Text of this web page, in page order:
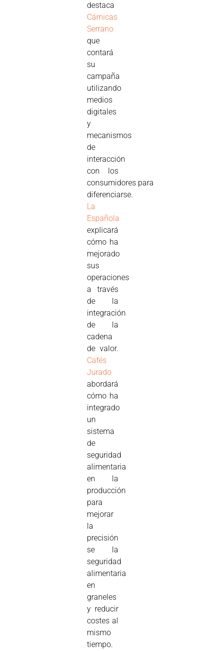
destaca
Cárnicas
Serrano
que
contará
su
campaña
utilizando
medios
digitales
y
mecanismos
de
interacción
con los
consumidores para
diferenciarse.
La
Española
explicará
cómo ha
mejorado
sus
operaciones
a través
de la
integración
de la
cadena
de valor.
Cafés
Jurado
abordará
cómo ha
integrado
un
sistema
de
seguridad
alimentaria
en la
producción
para
mejorar
la
precisión
se la
seguridad
alimentaria
en
graneles
y reducir
costes al
mismo
tiempo.